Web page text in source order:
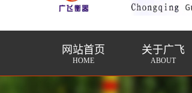
网站首页
HOME
关于广飞
ABOUT